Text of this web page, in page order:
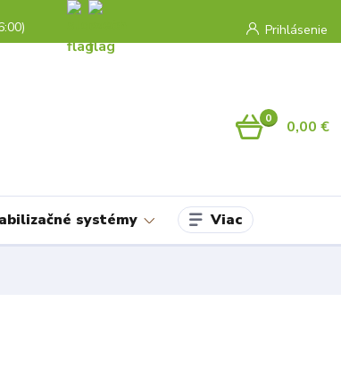
Prihlásenie
0 0,00 €
systémy Viac